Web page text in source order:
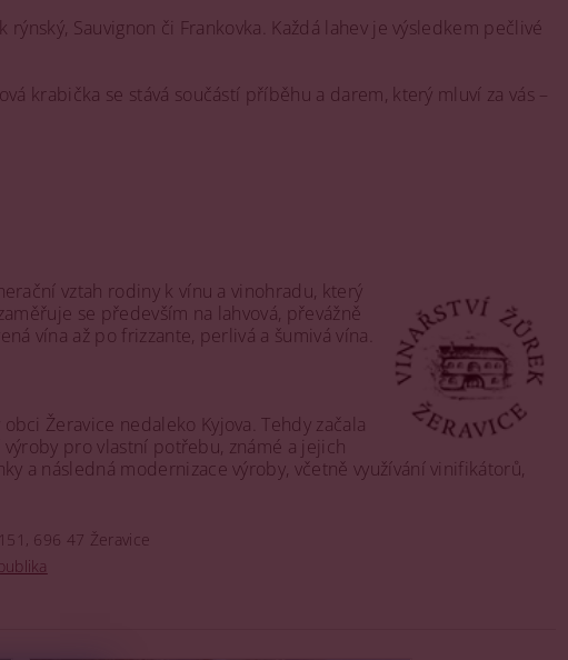
Sauvignon či Frankovka. Každá lahev je výsledkem pečlivé
krabička se stává součástí příběhu a darem, který mluví za vás –
vztah rodiny k vínu a vinohradu, který
se především na lahvová, převážně
vína až po frizzante, perlivá a šumivá vína.
Žeravice nedaleko Kyjova. Tehdy začala
pro vlastní potřebu, známé a jejich
a následná modernizace výroby, včetně využívání vinifikátorů,
696 47 Žeravice